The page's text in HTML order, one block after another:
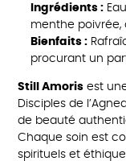
Ingrédients :
menthe poivrée,
Bienfaits :
procurant un
Still Amorisest
Disciples de
de beauté
Chaque soin est
spirituels et